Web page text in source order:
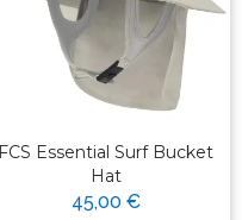
FCS Essential Surf Bucket
Hat
45,00 €